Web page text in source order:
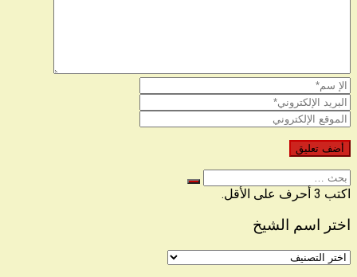
البحث
عن
اكتب 3 أحرف على الأقل.
اختر اسم الشيخ
اختر